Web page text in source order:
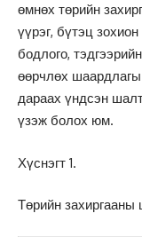
өмнөх төрийн
үүрэг, бүтэц
бодлого,
өөрчлөх
дараах үндсэн
үзэж болох юм.
Хүснэгт 1.
Төрийн